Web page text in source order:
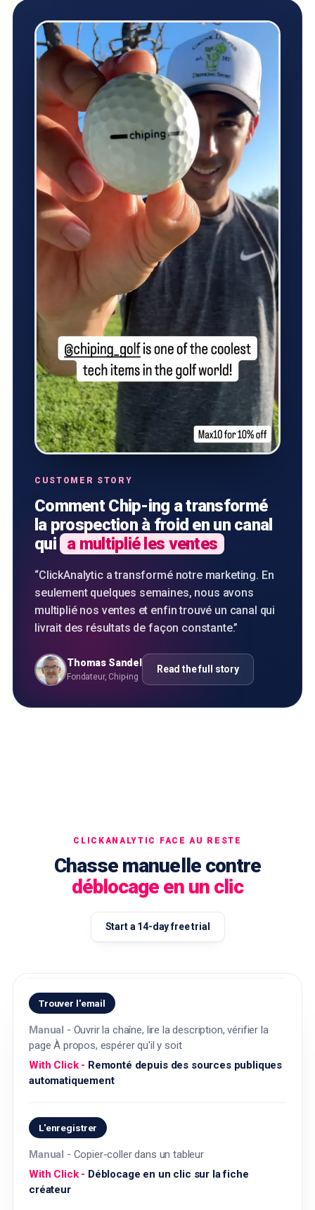
CUSTOMER STORY
Comment Chip-ing a transformé
la prospection à froid en un canal
qui a multiplié les ventes
“ClickAnalytic a transformé notre marketing. En
seulement quelques semaines, nous avons
multiplié nos ventes et enfin trouvé un canal qui
livrait des résultats de façon constante.”
Thomas Sandel
Fondateur, Chip-ing
Read the full story
CLICKANALYTIC FACE AU RESTE
Chasse manuelle contre
déblocage en un clic
Start a 14-day free trial
Trouver l'email
Ouvrir la chaîne, lire la description, vérifier la
page À propos, espérer qu'il y soit
Remonté depuis des sources publiques
automatiquement
L'enregistrer
Copier-coller dans un tableur
Déblocage en un clic sur la fiche
créateur